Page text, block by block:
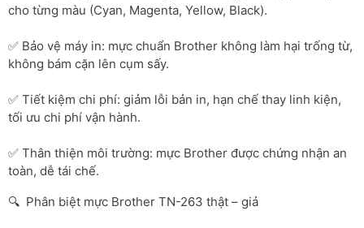
cho từng màu (Cyan, Magenta, Yellow, Black).
✅ Bảo vệ máy in: mực chuẩn Brother không làm hại trống từ,
không bám cặn lên cụm sấy.
✅ Tiết kiệm chi phí: giảm lỗi bản in, hạn chế thay linh kiện,
tối ưu chi phí vận hành.
✅ Thân thiện môi trường: mực Brother được chứng nhận an
toàn, dễ tái chế.
🔍 Phân biệt mực Brother TN-263 thật – giả